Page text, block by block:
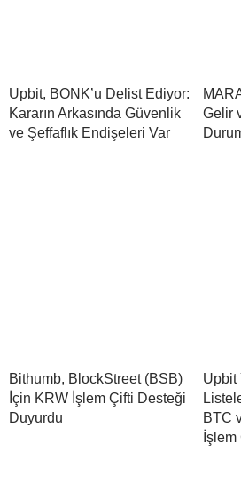
Upbit, BONK’u Delist Ediyor:
Kararın Arkasında Güvenlik
ve Şeffaflık Endişeleri Var
Gelir
Bithumb, BlockStreet (BSB)
İçin KRW İşlem Çifti Desteği
Duyurdu
Upbit
BTC